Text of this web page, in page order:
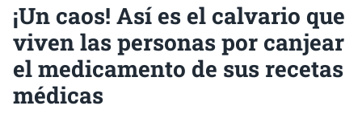
¡Un caos! Así es el calvario que
viven las personas por canjear
el medicamento de sus recetas
médicas